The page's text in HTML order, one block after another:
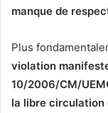
manque de
Plus
violation
10/2006/CM/
la libre circulation